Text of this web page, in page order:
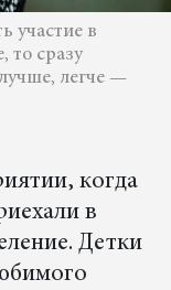
участие в
то сразу
легче —
когда
в
Детки